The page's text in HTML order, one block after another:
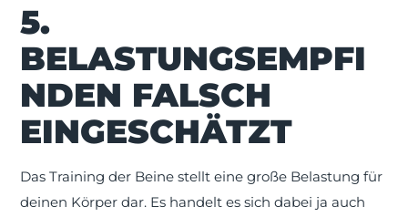
5.
BELASTUNGSEMPFI
NDEN FALSCH
EINGESCHÄTZT
Das Training der Beine stellt eine große Belastung für
deinen Körper dar. Es handelt es sich dabei ja auch